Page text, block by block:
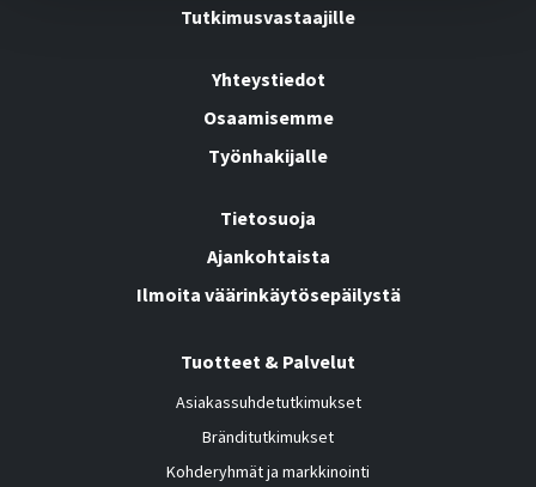
Tutkimusvastaajille
Yhteystiedot
Osaamisemme
Työnhakijalle
Tietosuoja
Ajankohtaista
Ilmoita väärinkäytösepäilystä
Tuotteet & Palvelut
Asiakassuhdetutkimukset
Bränditutkimukset
Kohderyhmät ja markkinointi